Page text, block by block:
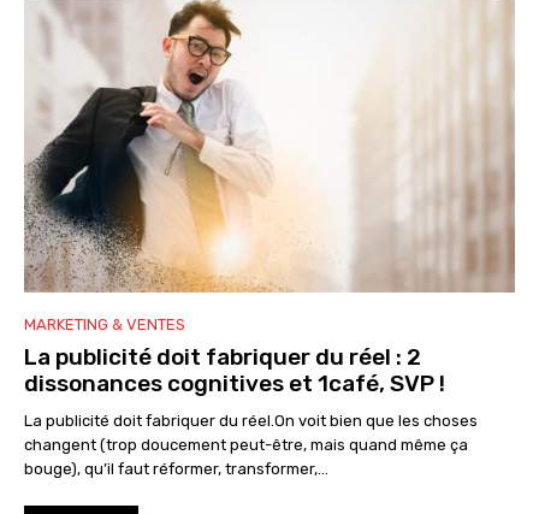
MARKETING & VENTES
La publicité doit fabriquer du réel : 2
dissonances cognitives et 1café, SVP !
La publicité doit fabriquer du réel.On voit bien que les choses
changent (trop doucement peut-être, mais quand même ça
bouge), qu’il faut réformer, transformer,...